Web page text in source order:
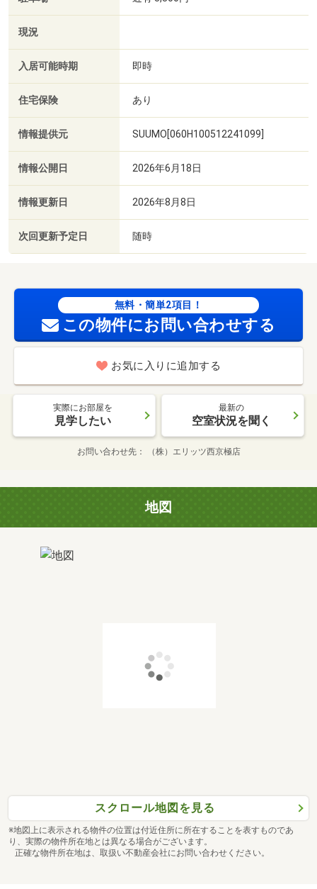
現況
入居可能時期 即時
住宅保険 あり
情報提供元 SUUMO[060H100512241099]
情報公開日 2026年6月18日
情報更新日 2026年8月8日
次回更新予定日 随時
無料・簡単2項目！
この物件にお問い合わせする
お気に入りに追加する
実際にお部屋を
見学したい
最新の
空室状況を聞く
お問い合わせ先 （株）エリッツ西京極店
地図
スクロール地図を見る
※地図上に表示される物件の位置は付近住所に所在することを表すものであ
り、実際の物件所在地とは異なる場合がございます。
正確な物件所在地は、取扱い不動産会社にお問い合わせください。